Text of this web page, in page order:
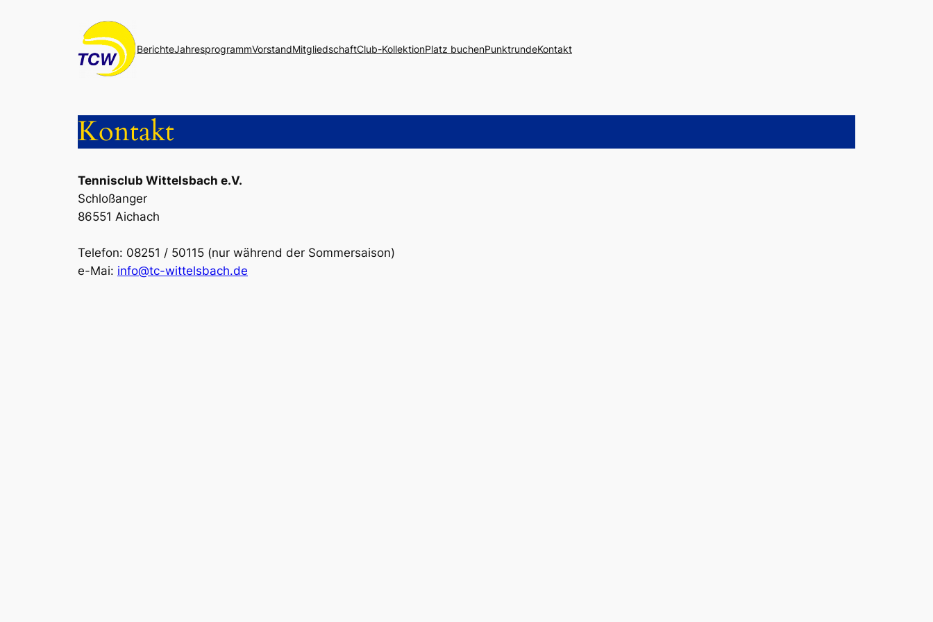
BerichteJahresprogrammVorstandMitgliedschaftClub-KollektionPlatz buchenPunktrundeKontakt
Kontakt
Tennisclub Wittelsbach e.V.
Schloßanger
86551 Aichach
Telefon: 08251 / 50115 (nur während der Sommersaison)
e-Mai: info@tc-wittelsbach.de